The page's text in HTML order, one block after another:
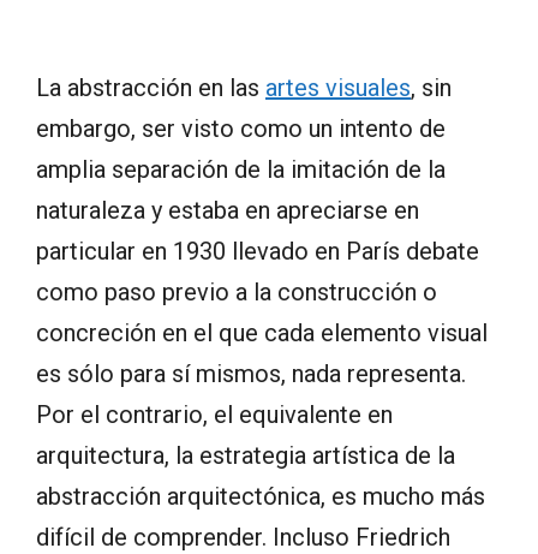
La abstracción en las artes visuales, sin
embargo, ser visto como un intento de
amplia separación de la imitación de la
naturaleza y estaba en apreciarse en
particular en 1930 llevado en París debate
como paso previo a la construcción o
concreción en el que cada elemento visual
es sólo para sí mismos, nada representa.
Por el contrario, el equivalente en
arquitectura, la estrategia artística de la
abstracción arquitectónica, es mucho más
difícil de comprender. Incluso Friedrich